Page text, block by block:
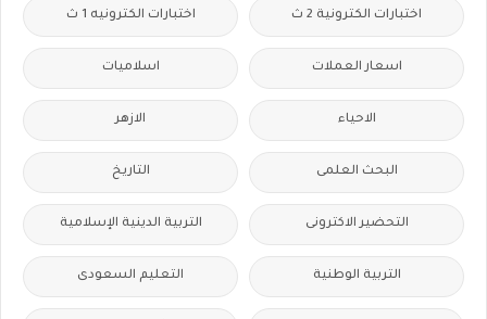
اختبارات الكترونية 2 ث اختبارات الكترونيه 1 ث
اسعار العملات اسلاميات
الاحياء الازهر
البحث العلمى التاريخ
التحضير الاكترونى التربية الدينية الإسلامية
التربية الوطنية التعليم السعودى